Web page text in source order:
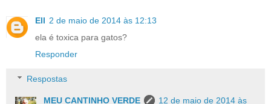
Ell 2 de maio de 2014 às 12:13
ela é toxica para gatos?
Responder
Respostas
MEU CANTINHO VERDE 12 de maio de 2014 às